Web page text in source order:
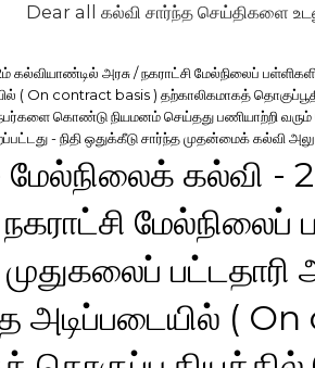
all கல்வி சார்ந்த செய்திகளை
அரசு / நகராட்சி மேல்நிலைப்
( On contract basis ) தற்காலிகமாகத்
கொண்டு நியமனம் செய்தது பணியாற்றி வரும்
- நிதி ஒதுக்கீடு சார்ந்த முதன்மைக் கல்வி
கல்வி -
மேல்நிலைப்
பட்டதாரி
அடிப்படையில் (